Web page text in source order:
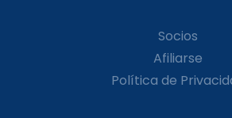
Socios
Afiliarse
Política de